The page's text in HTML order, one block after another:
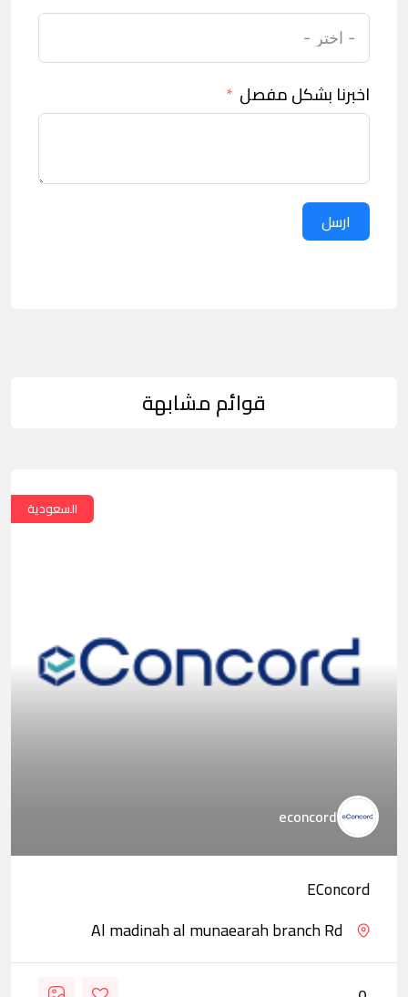
اخبرنا بشكل مفصل
ارسل
قوائم مشابهة
السعودية
econcord
EConcord
Al madinah al munaearah branch Rd